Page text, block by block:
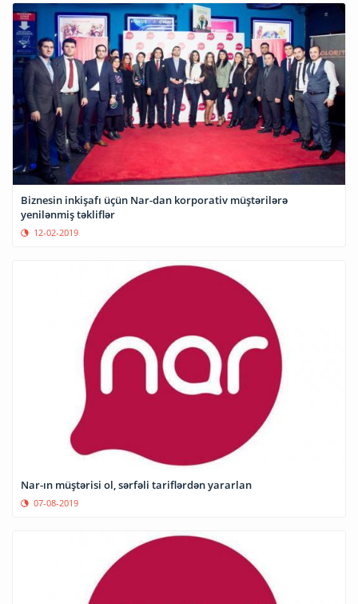
Biznesin inkişafı üçün Nar-dan korporativ müştərilərə
yenilənmiş təkliflər
12-02-2019
Nar-ın müştərisi ol, sərfəli tariflərdən yararlan
07-08-2019